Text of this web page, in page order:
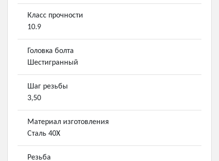
Класс прочности
10.9
Головка болта
Шестигранный
Шаг резьбы
3,50
Материал изготовления
Сталь 40Х
Резьба